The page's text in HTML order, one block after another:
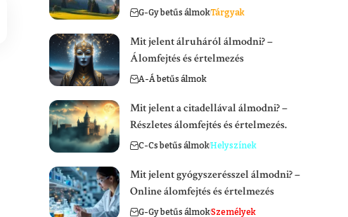
G-Gy betűs álmokTárgyak
Mit jelent álruháról álmodni? –
Álomfejtés és értelmezés
A-Á betűs álmok
Mit jelent a citadellával álmodni? –
Részletes álomfejtés és értelmezés.
C-Cs betűs álmokHelyszínek
Mit jelent gyógyszerésszel álmodni? –
Online álomfejtés és értelmezés
G-Gy betűs álmokSzemélyek